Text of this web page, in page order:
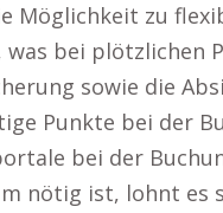
Möglichkeit zu
bei plötzlichen
sowie die
Punkte bei der
bei der
nötig ist, lohnt es